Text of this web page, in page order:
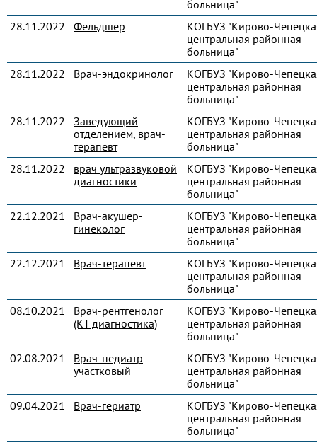
больница"
28.11.2022
Фельдшер
КОГБУЗ "Кирово-
центральная районная
больница"
28.11.2022
Врач-эндокринолог
КОГБУЗ "Кирово-
центральная районная
больница"
28.11.2022
Заведующий
отделением, врач-
терапевт
КОГБУЗ "Кирово-
центральная районная
больница"
28.11.2022
врач ультразвуковой
диагностики
КОГБУЗ "Кирово-
центральная районная
больница"
22.12.2021
Врач-акушер-
гинеколог
КОГБУЗ "Кирово-
центральная районная
больница"
22.12.2021
Врач-терапевт
КОГБУЗ "Кирово-
центральная районная
больница"
08.10.2021
Врач-рентгенолог
(КТ диагностика)
КОГБУЗ "Кирово-
центральная районная
больница"
02.08.2021
Врач-педиатр
участковый
КОГБУЗ "Кирово-
центральная районная
больница"
09.04.2021
Врач-гериатр
КОГБУЗ "Кирово-
центральная районная
больница"